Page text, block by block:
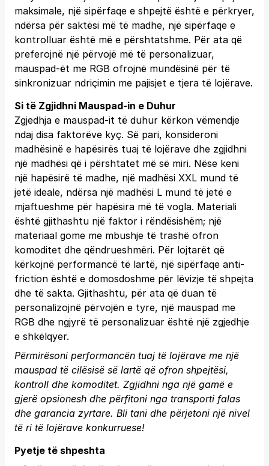
maksimale, një sipërfaqe e shpejtë është e përkryer,
ndërsa për saktësi më të madhe, një sipërfaqe e
kontrolluar është më e përshtatshme. Për ata që
preferojnë një përvojë më të personalizuar,
mauspad-ët me RGB ofrojnë mundësinë për të
sinkronizuar ndriçimin me pajisjet e tjera të lojërave.
Si të Zgjidhni Mauspad-in e Duhur
Zgjedhja e mauspad-it të duhur kërkon vëmendje
ndaj disa faktorëve kyç. Së pari, konsideroni
madhësinë e hapësirës tuaj të lojërave dhe zgjidhni
një madhësi që i përshtatet më së miri. Nëse keni
një hapësirë të madhe, një madhësi XXL mund të
jetë ideale, ndërsa një madhësi L mund të jetë e
mjaftueshme për hapësira më të vogla. Materiali
është gjithashtu një faktor i rëndësishëm; një
materiaal gome me mbushje të trashë ofron
komoditet dhe qëndrueshmëri. Për lojtarët që
kërkojnë performancë të lartë, një sipërfaqe anti-
friction është e domosdoshme për lëvizje të shpejta
dhe të sakta. Gjithashtu, për ata që duan të
personalizojnë përvojën e tyre, një mauspad me
RGB dhe ngjyrë të personalizuar është një zgjedhje
e shkëlqyer.
Përmirësoni performancën tuaj të lojërave me një
mauspad të cilësisë së lartë që ofron shpejtësi,
kontroll dhe komoditet. Zgjidhni nga një gamë e
gjerë opsionesh dhe përfitoni nga transporti falas
dhe garancia zyrtare. Bli tani dhe përjetoni një nivel
të ri të lojërave konkurruese!
Pyetje të shpeshta